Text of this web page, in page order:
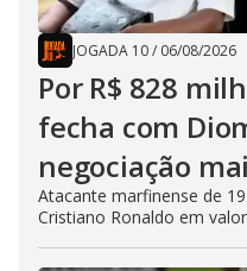
JOGADA 10/ 06/08/2026
Por R$ 828
fecha com
negociação
Atacante marfinense de
Cristiano Ronaldo em